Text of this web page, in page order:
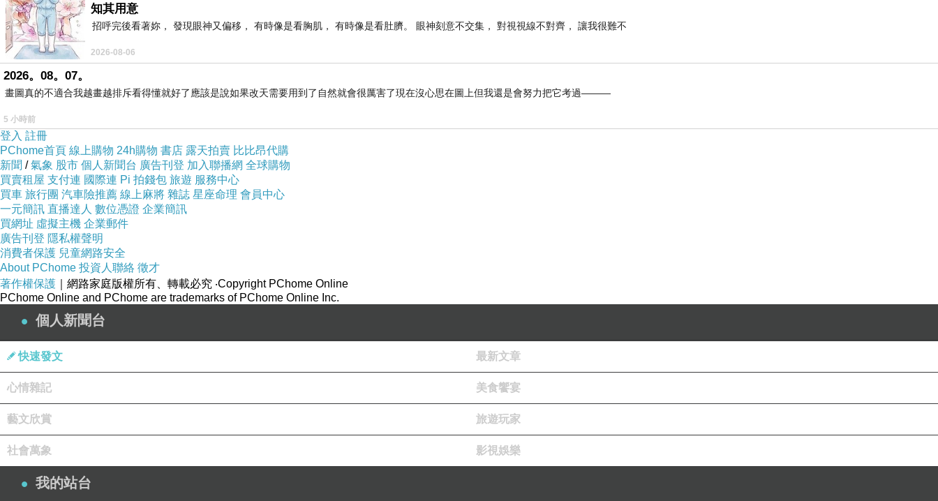
知其用意
招呼完後看著妳， 發現眼神又偏移， 有時像是看胸肌， 有時像是看肚臍。 眼神刻意不交集， 對視視線不對齊， 讓我很難不
2026-08-06
2026。08。07。
畫圖真的不適合我越畫越排斥看得懂就好了應該是說如果改天需要用到了自然就會很厲害了現在沒心思在圖上但我還是會努力把它考過———
5 小時前
登入 註冊
PChome首頁 線上購物 24h購物 書店 露天拍賣 比比昂代購
新聞 /氣象 股市 個人新聞台 廣告刊登 加入聯播網 全球購物
買賣租屋 支付連 國際連 Pi 拍錢包 旅遊 服務中心
買車 旅行團 汽車險推薦 線上麻將 雜誌 星座命理 會員中心
一元簡訊 直播達人 數位憑證 企業簡訊
買網址 虛擬主機 企業郵件
廣告刊登 隱私權聲明
消費者保護 兒童網路安全
About PChome 投資人聯絡 徵才
著作權保護 ｜網路家庭版權所有、轉載必究 ‧Copyright PChome Online
PChome Online and PChome are trademarks of PChome Online Inc.
個人新聞台
快速發文 最新文章
心情雜記 美食饗宴
藝文欣賞 旅遊玩家
社會萬象 影視娛樂
我的站台